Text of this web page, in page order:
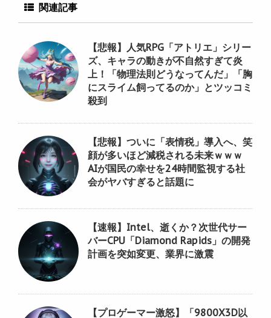
関連記事
【悲報】人気RPG「アトリエ」シリー
ズ、キャラの動きが不自然すぎて炎
上！「物理法則どうなってんだ」「胸
にスライム飼ってるのか」とツッコミ
殺到
【悲報】ついに「表情税」導入へ、笑
顔が多いほど減税される未来ｗｗｗ
AIが国民の幸せを24時間監視する社
会がヤバすぎると話題に
【速報】Intel、逝くか？次世代サー
バーCPU「Diamond Rapids」の開発
計画を突如変更、業界に激震
【プロゲーマー激怒】「9800X3D以